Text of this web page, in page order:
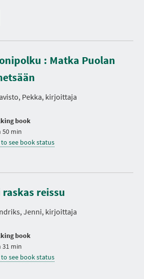
: Matka Puolan
Pekka, kirjoittaja
book
50 min
to see book status
raskas reissu
Jenni, kirjoittaja
book
31 min
to see book status